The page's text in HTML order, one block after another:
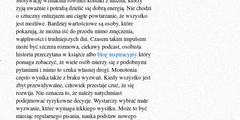
żyją uważnie i potrafią dzielić się dobrą energią. Nie chodzi
o sztuczny entuzjazm ani ciągłe powtarzanie, że wszystko
jest możliwe. Bardziej wartościowe są osoby, które
pokazują, że można iść do przodu mimo zmęczenia,
wątpliwości i trudniejszych dni. Czasem takim impulsem
może być szczera rozmowa, ciekawy podcast, osobista
historia przeczytana w książce alboblog inspiracyjnyktóry
pomaga zobaczyć, że wiele osób mierzy się z podobnymi
pytaniami i mimo to szuka własnej drogi. Monotonia
często wynika także z braku wyzwań. Kiedy wszystko jest
zbyt przewidywalne, człowiek przestaje czuć, że się
rozwija. Nie oznacza to, że należy natychmiast
podejmować ryzykowne decyzje. Wystarczy wybrać małe
wyzwanie, które wymaga lekkiego wysiłku. Może to być
miesiąc regularnego pisania, nauka podstaw nowego